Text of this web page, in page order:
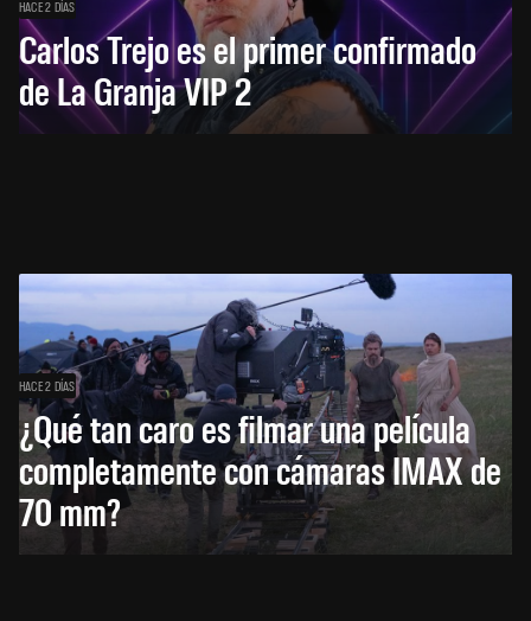
HACE 2 DÍAS
Carlos Trejo es el primer confirmado
de La Granja VIP 2
HACE 2 DÍAS
¿Qué tan caro es filmar una película
completamente con cámaras IMAX de
70 mm?